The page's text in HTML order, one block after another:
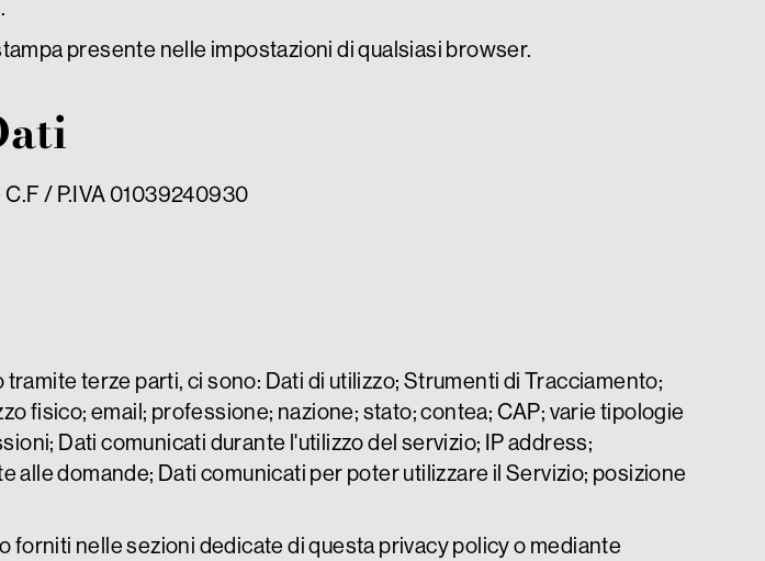
presente nelle impostazioni di qualsiasi browser.
/ P.IVA 01039240930
terze parti, ci sono: Dati di utilizzo; Strumenti di Tracciamento;
fisico; email; professione; nazione; stato; contea; CAP; varie tipologie
Dati comunicati durante l'utilizzo del servizio; IP address;
domande; Dati comunicati per poter utilizzare il Servizio; posizione
nelle sezioni dedicate di questa privacy policy o mediante